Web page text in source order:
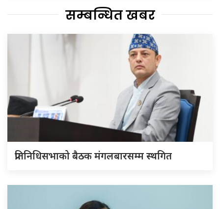
सम्बन्धित खबर
प्रतिनिधिसभाको बैठक मंगलबारसम्म स्थगित